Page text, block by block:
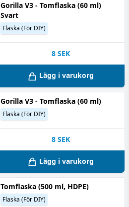
Gorilla V3 - Tomflaska (60 ml)
Svart
Flaska (För DIY)
8 SEK
Lägg i varukorg
Gorilla V3 - Tomflaska (60 ml)
Flaska (För DIY)
8 SEK
Lägg i varukorg
Tomflaska (500 ml, HDPE)
Flaska (För DIY)